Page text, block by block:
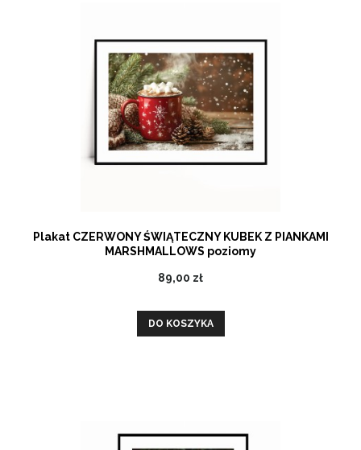
Plakat CZERWONY ŚWIĄTECZNY KUBEK Z PIANKAMI
MARSHMALLOWS poziomy
89,00 zł
DO KOSZYKA